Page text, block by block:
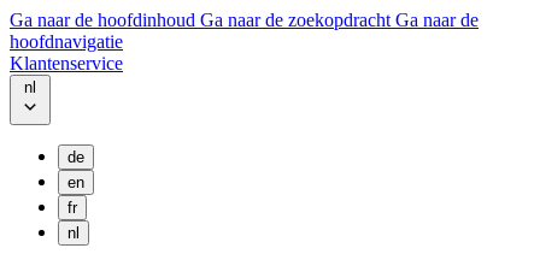
Ga naar de hoofdinhoud Ga naar de zoekopdracht Ga naar de
hoofdnavigatie
Klantenservice
nl
de
en
fr
nl